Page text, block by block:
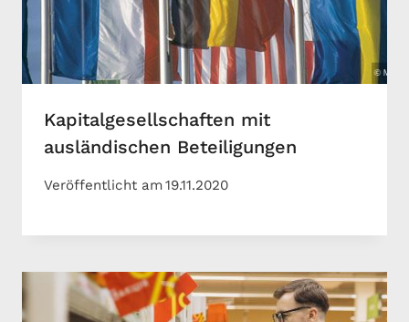
Kapitalgesellschaften mit
ausländischen Beteiligungen
Veröffentlicht am19.11.2020